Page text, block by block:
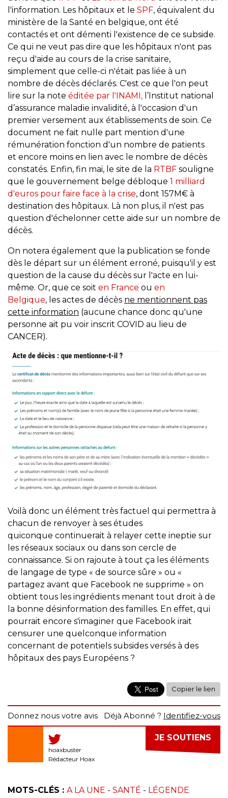
l'information. Les hôpitaux et le SPF, équivalent du
ministère de la Santé en belgique, ont été
contactés et ont démenti l'existence de ce subside.
Ce qui ne veut pas dire que les hôpitaux n'ont pas
reçu d'aide au cours de la crise sanitaire,
simplement que celle-ci n'était pas liée à un
nombre de décès déclarés. C'est ce que l'on peut
lire sur la note éditée par l'INAMI, l’Institut national
d’assurance maladie invalidité, à l'occasion d'un
premier versement aux établissements de soin. Ce
document ne fait nulle part mention d'une
rémunération fonction d'un nombre de patients
et encore moins en lien avec le nombre de décès
constatés. Enfin, fin mai, le site de la RTBF souligne
que le gouvernement belge débloque 1 milliard
d'euros pour faire face à la crise, dont 157M€ à
destination des hôpitaux. Là non plus, il n'est pas
question d'échelonner cette aide sur un nombre de
décès.
On notera également que la publication se fonde
dès le départ sur un élément erroné, puisqu'il y est
question de la cause du décès sur l'acte en lui-
même. Or, que ce soit en France ou en
Belgique, les actes de décès ne mentionnent pas
cette information (aucune chance donc qu'une
personne ait pu voir inscrit COVID au lieu de
CANCER).
Voilà donc un élément très factuel qui permettra à
chacun de renvoyer à ses études
quiconque continuerait à relayer cette ineptie sur
les réseaux sociaux ou dans son cercle de
connaissance. Si on rajoute à tout ça les éléments
de langage de type « de source sûre » ou «
partagez avant que Facebook ne supprime » on
obtient tous les ingrédients menant tout droit à de
la bonne désinformation des familles. En effet, qui
pourrait encore s'imaginer que Facebook irait
censurer une quelconque information
concernant de potentiels subsides versés à des
hôpitaux des pays Européens ?
Copier le lien
Donnez nous votre avis Déjà Abonné ? Identifiez-vous
JE SOUTIENS
hoaxbuster
Rédacteur Hoax
MOTS-CLÉS : A LA UNE - SANTÉ - LÉGENDE